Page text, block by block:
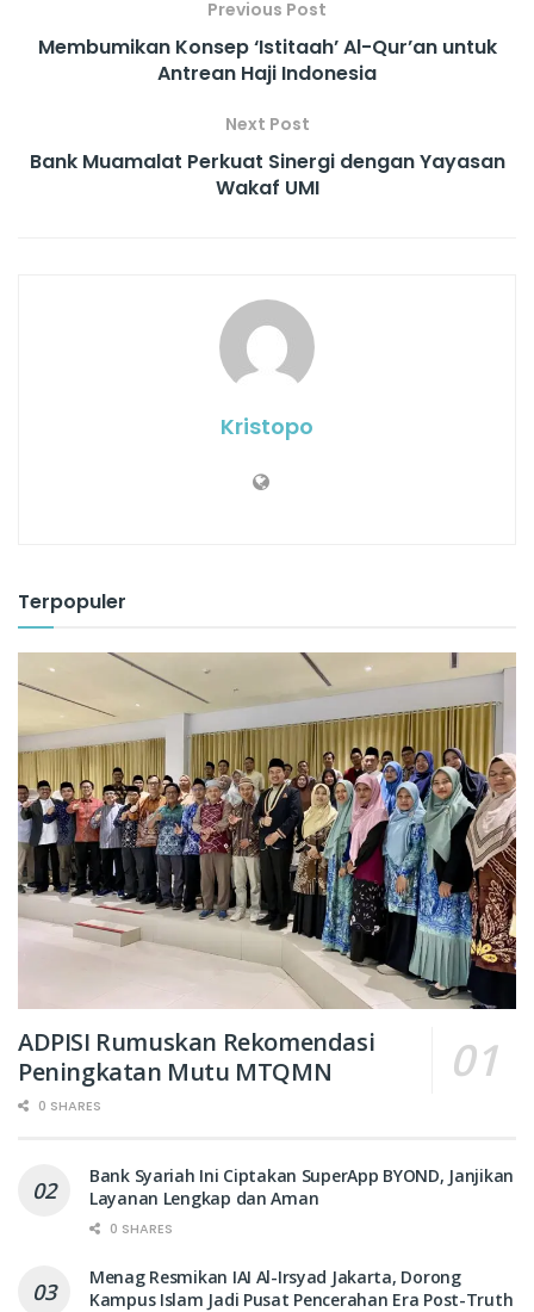
Previous Post
Membumikan Konsep ‘Istitaah’ Al-Qur’an untuk
Antrean Haji Indonesia
Next Post
Bank Muamalat Perkuat Sinergi dengan Yayasan
Wakaf UMI
Kristopo
Terpopuler
ADPISI Rumuskan Rekomendasi
Peningkatan Mutu MTQMN
0 SHARES
Bank Syariah Ini Ciptakan SuperApp BYOND, Janjikan
Layanan Lengkap dan Aman
0 SHARES
Menag Resmikan IAI Al-Irsyad Jakarta, Dorong
Kampus Islam Jadi Pusat Pencerahan Era Post-Truth